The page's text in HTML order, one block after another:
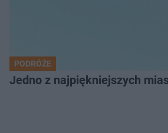
PODRÓŻE
Jedno z najpiękniejszych